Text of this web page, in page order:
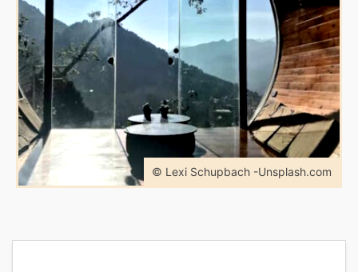
© Lexi Schupbach -Unsplash.com